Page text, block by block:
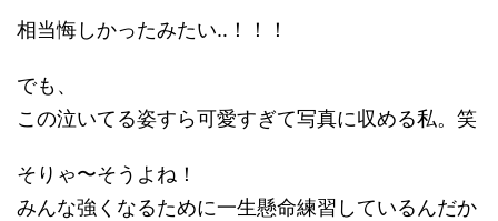
相当悔しかったみたい‥！！！
でも、
この泣いてる姿すら可愛すぎて写真に収める私。笑
そりゃ〜そうよね！
みんな強くなるために一生懸命練習しているんだか